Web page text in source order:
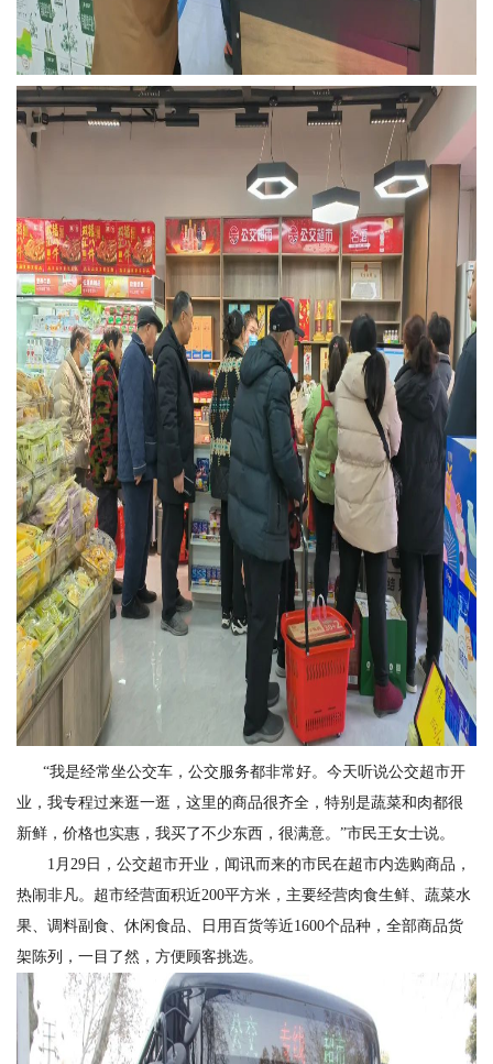
“我是经常坐公交车，公交服务都非常好。今天听说公交超市开
业，我专程过来逛一逛，这里的商品很齐全，特别是蔬菜和肉都很
新鲜，价格也实惠，我买了不少东西，很满意。”市民王女士说。
1月29日，公交超市开业，闻讯而来的市民在超市内选购商品，
热闹非凡。超市经营面积近200平方米，主要经营肉食生鲜、蔬菜水
果、调料副食、休闲食品、日用百货等近1600个品种，全部商品货
架陈列，一目了然，方便顾客挑选。